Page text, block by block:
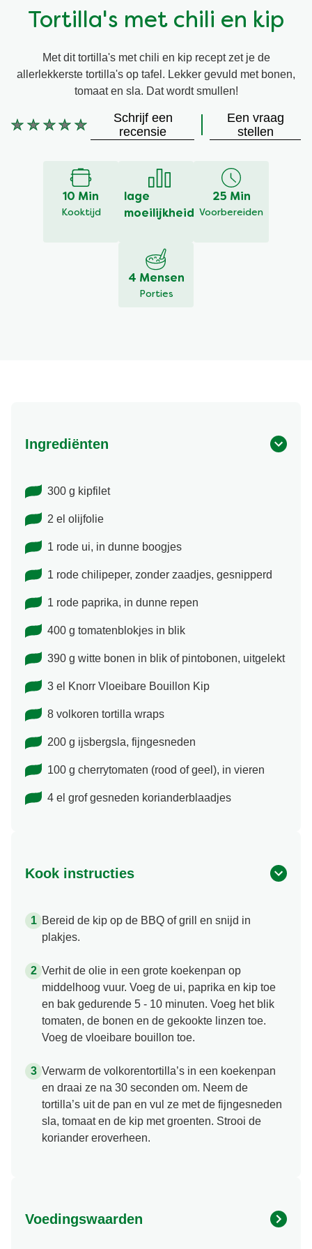
Vegetarisch
Ingrediënten
Kruiding
Groentewraps
Tortilla's met chili en kip
Met dit tortilla's met chili en kip recept zet je de
allerlekkerste tortilla's op tafel. Lekker gevuld met bonen,
tomaat en sla. Dat wordt smullen!
Geen
Schrijf een
recensie
Een vraag
stellen
10 Min
Kooktijd
lage
moeilijkheid
25 Min
Voorbereiden
4 Mensen
Porties
Ingrediënten
300 g kipfilet
2 el olijfolie
1 rode ui, in dunne boogjes
1 rode chilipeper, zonder zaadjes, gesnipperd
1 rode paprika, in dunne repen
400 g tomatenblokjes in blik
390 g witte bonen in blik of pintobonen, uitgelekt
3 el Knorr Vloeibare Bouillon Kip
8 volkoren tortilla wraps
200 g ijsbergsla, fijngesneden
100 g cherrytomaten (rood of geel), in vieren
4 el grof gesneden korianderblaadjes
Kook instructies
Bereid de kip op de BBQ of grill en snijd in
plakjes.
Verhit de olie in een grote koekenpan op
middelhoog vuur. Voeg de ui, paprika en kip toe
en bak gedurende 5 - 10 minuten. Voeg het blik
tomaten, de bonen en de gekookte linzen toe.
Voeg de vloeibare bouillon toe.
Verwarm de volkorentortilla’s in een koekenpan
en draai ze na 30 seconden om. Neem de
tortilla’s uit de pan en vul ze met de fijngesneden
sla, tomaat en de kip met groenten. Strooi de
koriander eroverheen.
Voedingswaarden